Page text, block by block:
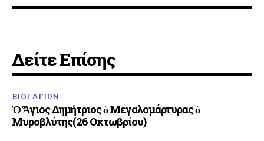
Δείτε Επίσης
ΒΙΟΙ ΑΓΙΩΝ
Ὁ Ἅγιος Δημήτριος ὁ Μεγαλομάρτυρας ὁ
Μυροβλύτης(26 Οκτωβρίου)